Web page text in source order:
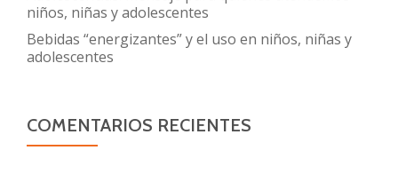
niños, niñas y adolescentes
Bebidas “energizantes” y el uso en niños, niñas y
adolescentes
COMENTARIOS RECIENTES